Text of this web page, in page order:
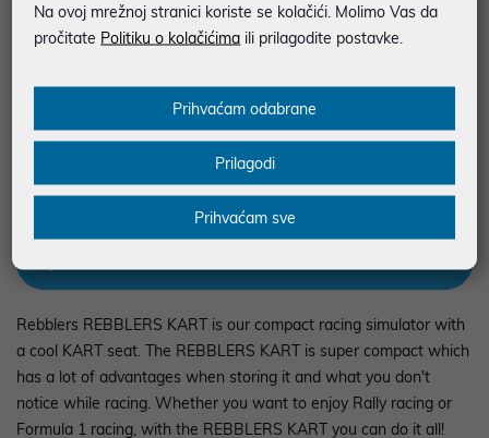
MOGUĆNOST PLAĆANJA NA RATE
odgovara za eventualne pogreške nastale u opisu proizvoda, greške
prilikom štampanja te promjene u dostupnosti i cijene. Slike artikala su
ilustrativne prirode te ne moraju u potpunosti odgovarati artiklima. Za sve
eventualne nejasnoće možete nas kontaktirati na
Rebblers REBBLERS KART is our compact racing simulator with
a cool KART seat. The REBBLERS KART is super compact which
has a lot of advantages when storing it and what you don't
notice while racing. Whether you want to enjoy Rally racing or
Formula 1 racing, with the REBBLERS KART you can do it all!
Na ovoj mrežnoj stranici koriste se kolačići. Molimo Vas da
pročitate Politiku o kolačićima ili prilagodite postavke.
Prihvaćam odabrane
Prilagodi
Prihvaćam sve